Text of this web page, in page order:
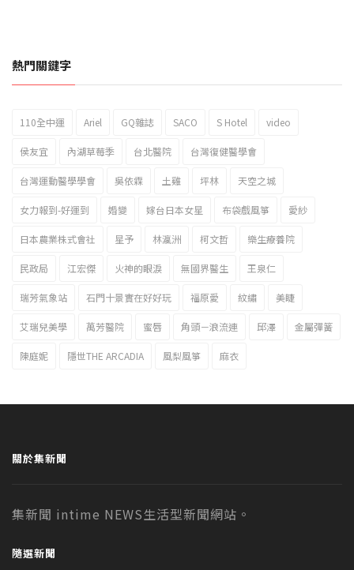
2023新北市北海岸國際風箏節「風在石起」霸氣回歸
熱門關鍵字
110全中運 Ariel GQ雜誌 SACO S Hotel video
侯友宜 內湖草莓季 台北醫院 台灣復健醫學會
台灣運動醫學學會 吳依霖 土雞 坪林 天空之城
女力報到-好運到 婚變 嫁台日本女星 布袋戲風箏 愛紗
日本農業株式會社 星予 林瀛洲 柯文哲 樂生療養院
民政局 江宏傑 火神的眼淚 無國界醫生 王泉仁
瑞芳氣象站 石門十景實在好好玩 福原愛 紋繡 美睫
艾瑞兒美學 萬芳醫院 蜜唇 角頭－浪流連 邱澤 金屬彈簧
陳庭妮 隱世THE ARCADIA 風梨風箏 麻衣
關於集新聞
集新聞 intime NEWS生活型新聞網站。
隨選新聞